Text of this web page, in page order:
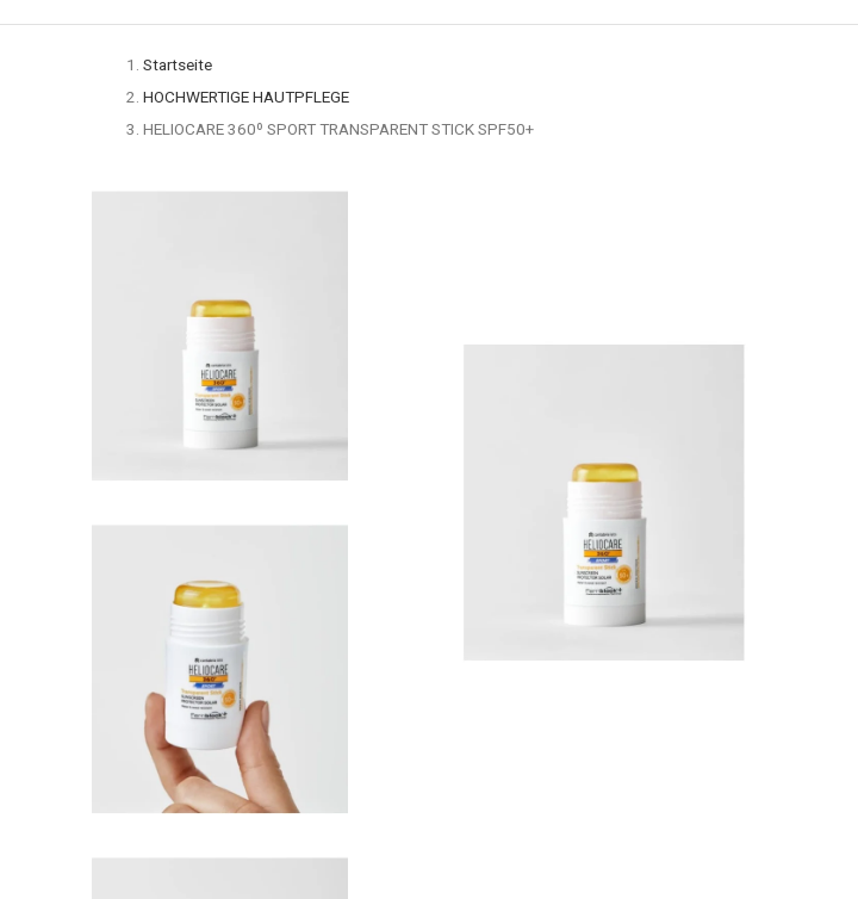
Startseite
HOCHWERTIGE HAUTPFLEGE
HELIOCARE 360º SPORT TRANSPARENT STICK SPF50+